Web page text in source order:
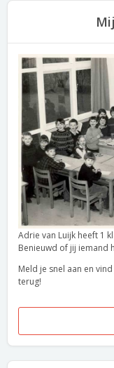
Adrie van Luijk heeft 1
Benieuwd of jij iemand
Meld je snel aan en
terug!